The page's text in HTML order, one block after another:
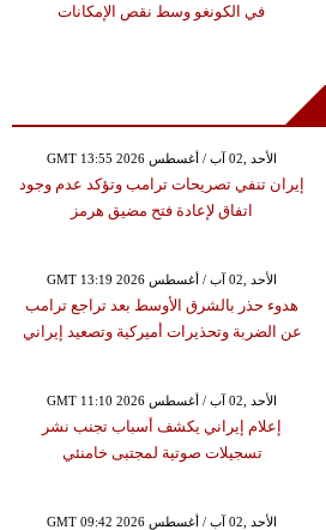
في الكونغو وسط نقص الإمكانات
GMT 13:55 2026 الأحد ,02 آب / أغسطس
إيران تنفي تصريحات ترامب وتؤكد عدم وجود
اتفاق لإعادة فتح مضيق هرمز
GMT 13:19 2026 الأحد ,02 آب / أغسطس
هدوء حذر بالشرق الأوسط بعد تراجع ترامب
عن الضربة وتحذيرات أميركية وتصعيد إيراني
GMT 11:10 2026 الأحد ,02 آب / أغسطس
إعلام إيراني يكشف أسباب تجنب نشر
تسجيلات صوتية لمجتبى خامنئي
GMT 09:42 2026 الأحد ,02 آب / أغسطس